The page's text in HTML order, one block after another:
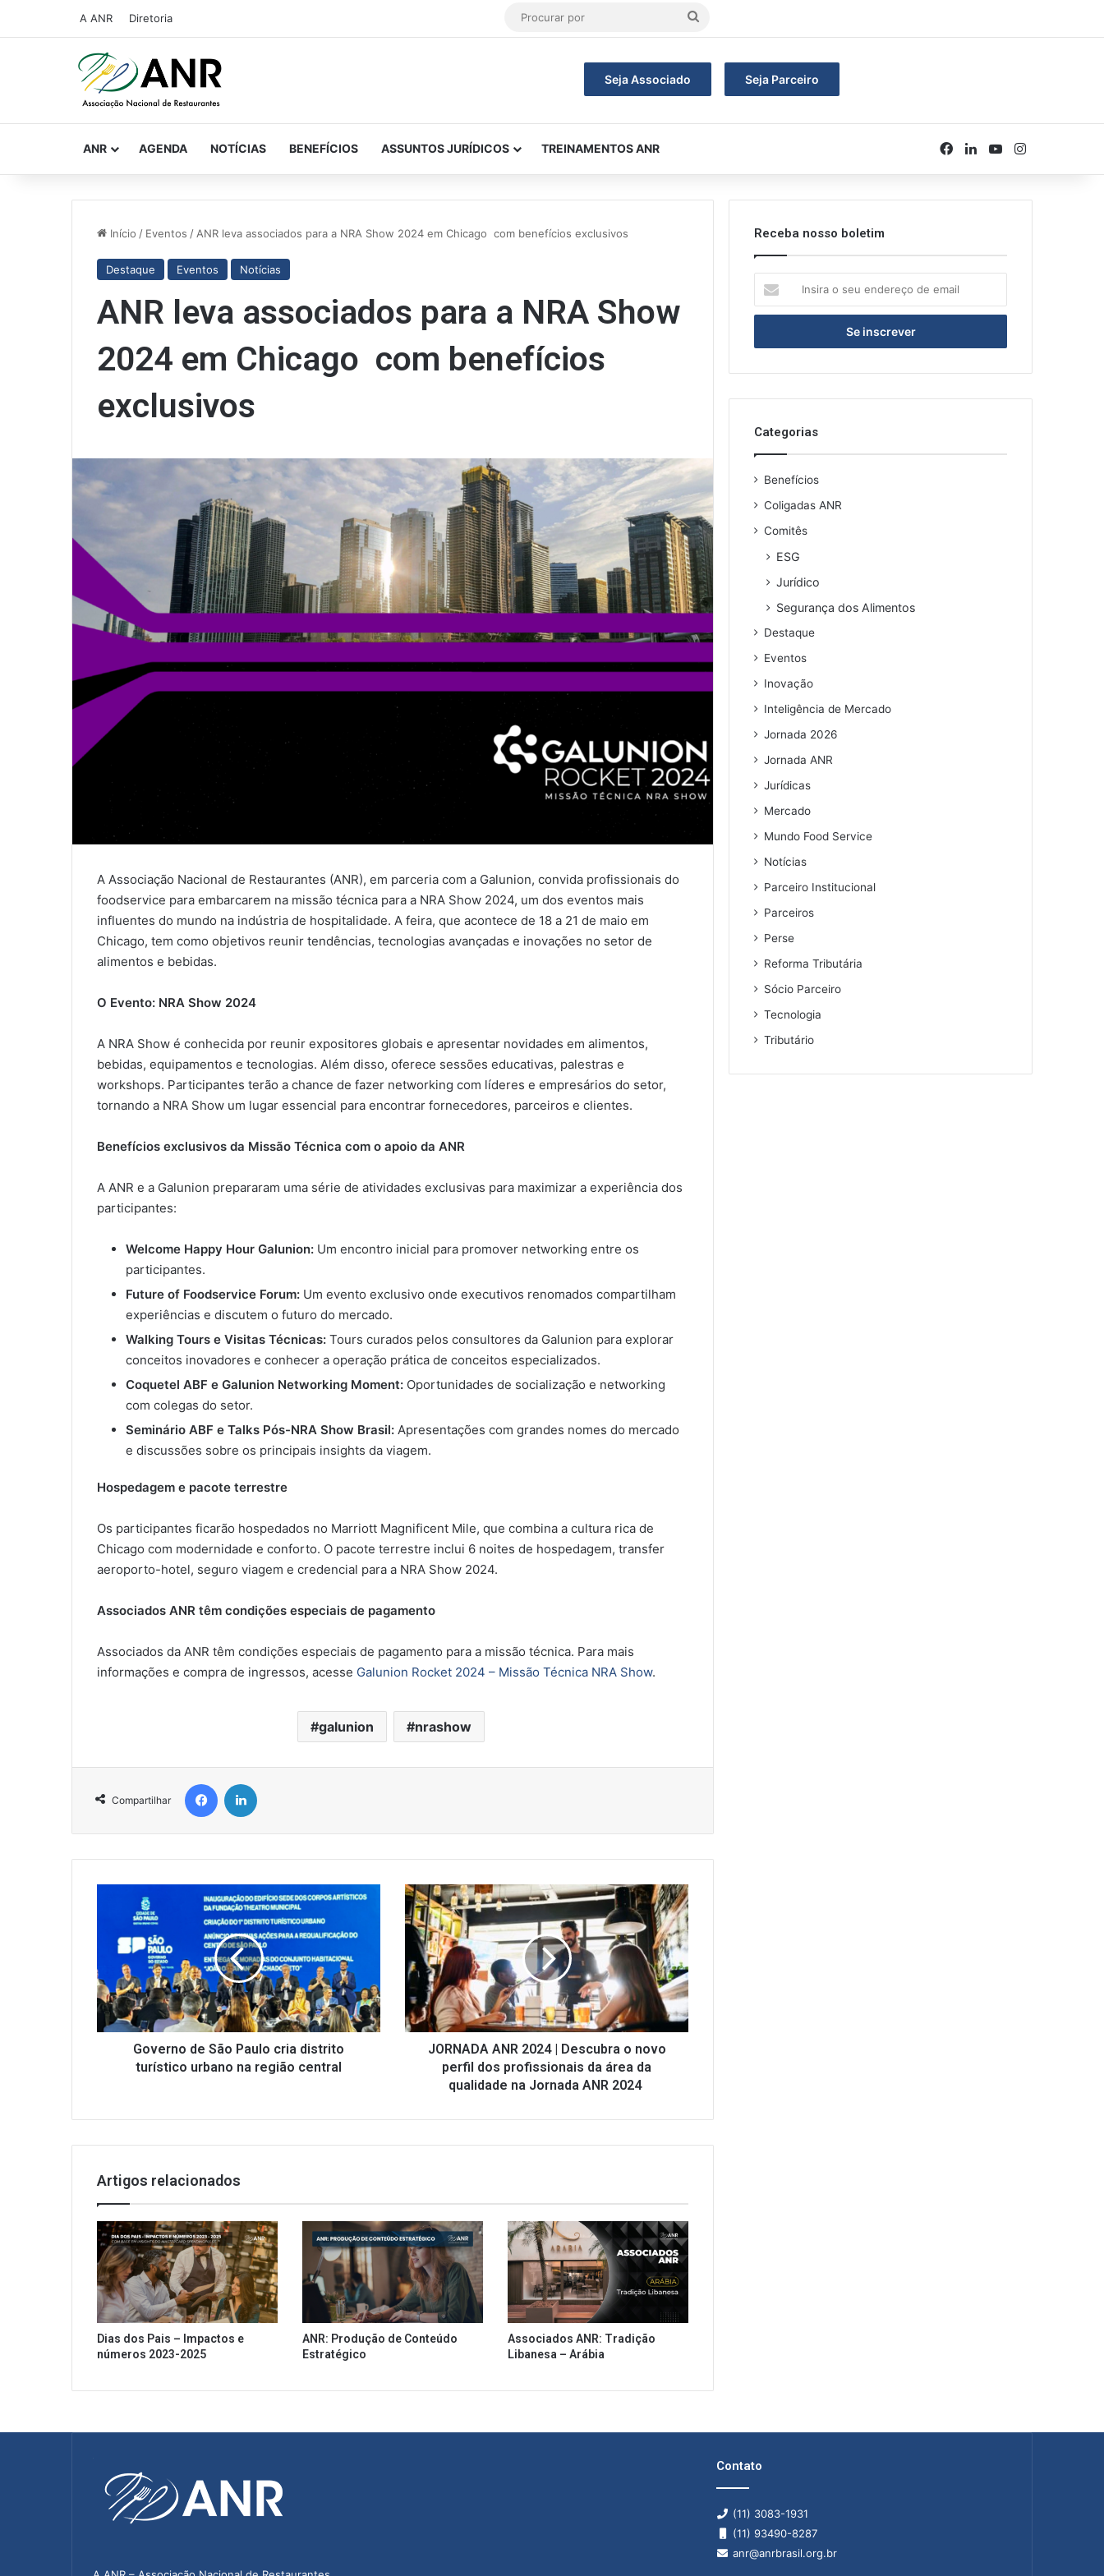
A ANR Diretoria
Procurar
Seja Associado Seja Parceiro
ANR AGENDA NOTÍCIAS BENEFÍCIOS ASSUNTOS JURÍDICOS TREINAMENTOS ANR Facebook
Linkedin
YouTubeInstagram
Início / Eventos / ANR leva associados para a NRA Show 2024 em Chicago com benefícios exclusivos
Destaque Eventos Notícias
ANR leva associados para a NRA Show
2024 em Chicago com benefícios
exclusivos
A Associação Nacional de Restaurantes (ANR), em parceria com a Galunion, convida profissionais do
foodservice para embarcarem na missão técnica para a NRA Show 2024, um dos eventos mais
influentes do mundo na indústria de hospitalidade. A feira, que acontece de 18 a 21 de maio em
Chicago, tem como objetivos reunir tendências, tecnologias avançadas e inovações no setor de
alimentos e bebidas.
O Evento: NRA Show 2024
A NRA Show é conhecida por reunir expositores globais e apresentar novidades em alimentos,
bebidas, equipamentos e tecnologias. Além disso, oferece sessões educativas, palestras e
workshops. Participantes terão a chance de fazer networking com líderes e empresários do setor,
tornando a NRA Show um lugar essencial para encontrar fornecedores, parceiros e clientes.
Benefícios exclusivos da Missão Técnica com o apoio da ANR
A ANR e a Galunion prepararam uma série de atividades exclusivas para maximizar a experiência dos
participantes:
Welcome Happy Hour Galunion: Um encontro inicial para promover networking entre os
participantes.
Future of Foodservice Forum: Um evento exclusivo onde executivos renomados compartilham
experiências e discutem o futuro do mercado.
Walking Tours e Visitas Técnicas: Tours curados pelos consultores da Galunion para explorar
conceitos inovadores e conhecer a operação prática de conceitos especializados.
Coquetel ABF e Galunion Networking Moment: Oportunidades de socialização e networking
com colegas do setor.
Seminário ABF e Talks Pós-NRA Show Brasil: Apresentações com grandes nomes do mercado
e discussões sobre os principais insights da viagem.
Hospedagem e pacote terrestre
Os participantes ficarão hospedados no Marriott Magnificent Mile, que combina a cultura rica de
Chicago com modernidade e conforto. O pacote terrestre inclui 6 noites de hospedagem, transfer
aeroporto-hotel, seguro viagem e credencial para a NRA Show 2024.
Associados ANR têm condições especiais de pagamento
Associados da ANR têm condições especiais de pagamento para a missão técnica. Para mais
informações e compra de ingressos, acesse Galunion Rocket 2024 – Missão Técnica NRA Show.
galunion nrashow
Compartilhar
Facebook
Paulo
distrito
turístico
urbano
na
Governo de São Paulo cria distrito
turístico urbano na região central
JORNADA
ANR
2024
Descubra
o
novo
perfil
dos
profissionais
JORNADA ANR 2024 | Descubra o novo
perfil dos profissionais da área da
qualidade na Jornada ANR 2024
Artigos relacionados
Dias dos Pais – Impactos e
números 2023-2025
ANR: Produção de Conteúdo
Estratégico
Associados ANR: Tradição
Libanesa – Arábia
Receba nosso boletim
seu
de
Categorias
Benefícios
Coligadas ANR
Comitês
ESG
Jurídico
Segurança dos Alimentos
Destaque
Eventos
Inovação
Inteligência de Mercado
Jornada 2026
Jornada ANR
Jurídicas
Mercado
Mundo Food Service
Notícias
Parceiro Institucional
Parceiros
Perse
Reforma Tributária
Sócio Parceiro
Tecnologia
Tributário
Contato
(11) 3083-1931
(11) 93490-8287
anr@anrbrasil.org.br